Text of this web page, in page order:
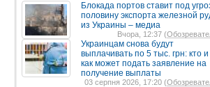
Блокада портов ставит под
половину экспорта железной
из Украины – медиа
Вчора, 12:37 (
Украинцам снова будут
выплачивать по 5 тыс. грн: кто и
как может подать заявление на
получение выплаты
03 серпня 2026, 17:20 (